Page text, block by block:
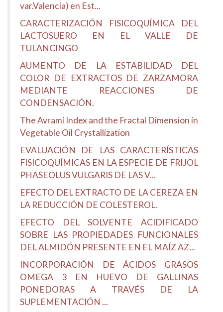
var.Valencia) en Est...
CARACTERIZACIÓN FISICOQUÍMICA DEL
LACTOSUERO EN EL VALLE DE
TULANCINGO
AUMENTO DE LA ESTABILIDAD DEL
COLOR DE EXTRACTOS DE ZARZAMORA
MEDIANTE REACCIONES DE
CONDENSACIÓN.
The Avrami Index and the Fractal Dimension in
Vegetable Oil Crystallization
EVALUACIÓN DE LAS CARACTERÍSTICAS
FISICOQUÍMICAS EN LA ESPECIE DE FRIJOL
PHASEOLUS VULGARIS DE LAS V...
EFECTO DEL EXTRACTO DE LA CEREZA EN
LA REDUCCIÓN DE COLESTEROL.
EFECTO DEL SOLVENTE ACIDIFICADO
SOBRE LAS PROPIEDADES FUNCIONALES
DEL ALMIDÓN PRESENTE EN EL MAÍZ AZ...
INCORPORACIÓN DE ÁCIDOS GRASOS
OMEGA 3 EN HUEVO DE GALLINAS
PONEDORAS A TRAVÉS DE LA
SUPLEMENTACIÓN ...